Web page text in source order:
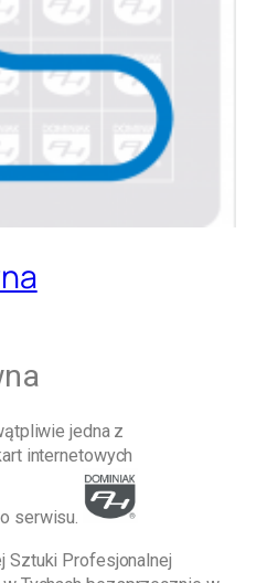
jedna z
internetowych
serwisu.
Sztuki Profesjonalnej